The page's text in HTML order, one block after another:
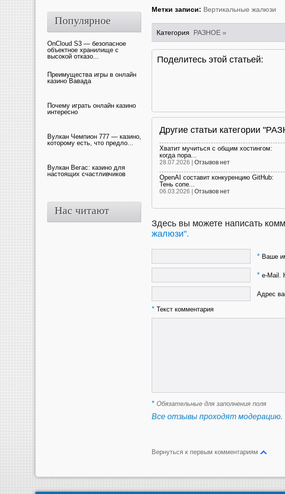
Метки записи: Вертикальные жалюзи
Категория РАЗНОЕ »
Поделитесь этой статьей:
Другие статьи категории
Хватит мучиться с общим хостингом:
когда пора...
28.07.2026 | Отзывов нет
OpenAI составит конкуренцию GitHub:
Тень сопе...
06.03.2026 | Отзывов нет
Здесь вы можете написать
жалюзи".
*Ваше
*e-Mail.
Адрес
* Текст комментария
* Обязательные для заполнения поля
Все отзывы проходят модерацию.
Вернуться к первым комментариям
Популярное
OnCloud S3 — безопасное
объектное хранилище с
высокой отказо...
Преимущества игры в онлайн
казино Вавада
Почему играть онлайн казино
интересно
Вулкан Чемпион 777 — казино,
которому есть, что предло...
Вулкан Вегас: казино для
настоящих счастливчиков
Нас читают